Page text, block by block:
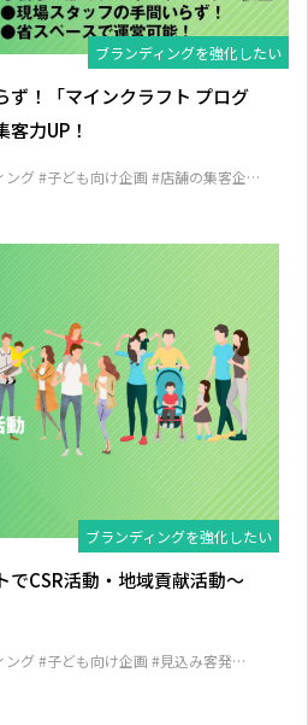
ブランディングを強化したい
ず！「マインクラフト プログ
力UP！
ング #子ども向け企画 #店舗の集客企画
ブランディングを強化したい
でCSR活動・地域貢献活動～
ング #子ども向け企画 #見込み客発掘